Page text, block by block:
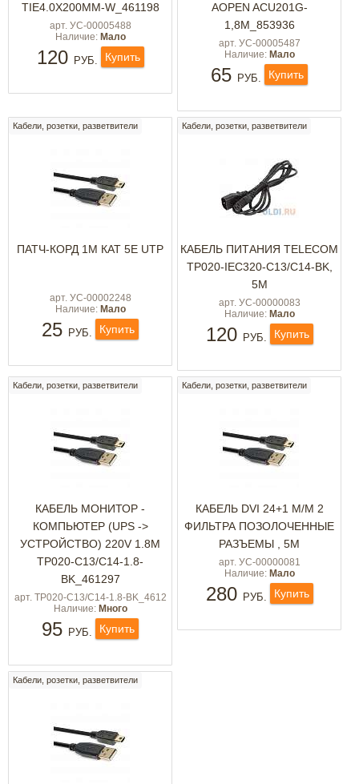
TIE4.0X200MM-W_461198
арт. УС-00005488
Наличие: Мало
120 РУБ. Купить
AOPEN ACU201G-
1,8M_853936
арт. УС-00005487
Наличие: Мало
65 РУБ. Купить
Кабели, розетки, разветвители
ПАТЧ-КОРД 1M КАТ 5E UTP
арт. УС-00002248
Наличие: Мало
25 РУБ. Купить
Кабели, розетки, разветвители
КАБЕЛЬ ПИТАНИЯ TELECOM
TP020-IEC320-C13/C14-BK,
5М
арт. УС-00000083
Наличие: Мало
120 РУБ. Купить
Кабели, розетки, разветвители
КАБЕЛЬ МОНИТОР -
КОМПЬЮТЕР (UPS ->
УСТРОЙСТВО) 220V 1.8М
TP020-C13/C14-1.8-
BK_461297
арт. TP020-C13/C14-1.8-BK_4612
Наличие: Много
95 РУБ. Купить
Кабели, розетки, разветвители
КАБЕЛЬ DVI 24+1 M/M 2
ФИЛЬТРА ПОЗОЛОЧЕННЫЕ
РАЗЪЕМЫ , 5М
арт. УС-00000081
Наличие: Мало
280 РУБ. Купить
Кабели, розетки, разветвители